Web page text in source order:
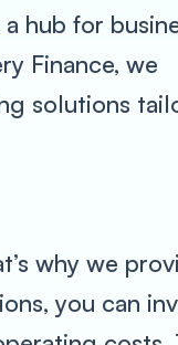
hub for
Finance, we
solutions
why we
you can